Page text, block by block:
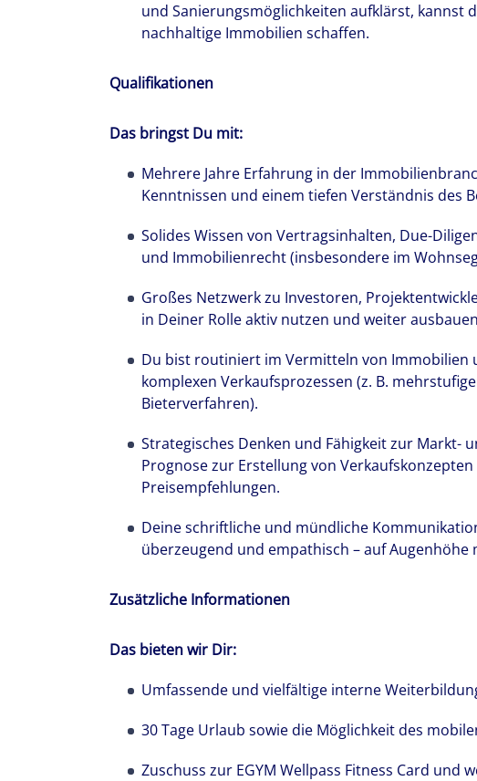
und Sanierungsmöglichkeiten aufklärst, kannst
nachhaltige Immobilien schaffen.
Qualifikationen
Das bringst Du mit:
Mehrere Jahre Erfahrung in der
Kenntnissen und einem tiefen Verständnis des
Solides Wissen von Vertragsinhalten, Due-
und Immobilienrecht (insbesondere im
Großes Netzwerk zu Investoren,
in Deiner Rolle aktiv nutzen und weiter
Du bist routiniert im Vermitteln von Immobilien
komplexen Verkaufsprozessen (z. B.
Bieterverfahren).
Strategisches Denken und Fähigkeit zur Markt-
Prognose zur Erstellung von
Preisempfehlungen.
Deine schriftliche und mündliche
überzeugend und empathisch – auf
Zusätzliche Informationen
Das bieten wir Dir:
Umfassende und vielfältige interne
30 Tage Urlaub sowie die Möglichkeit des
Zuschuss zur EGYM Wellpass Fitness Card und
Wir stehen für
66 Ländern stellen